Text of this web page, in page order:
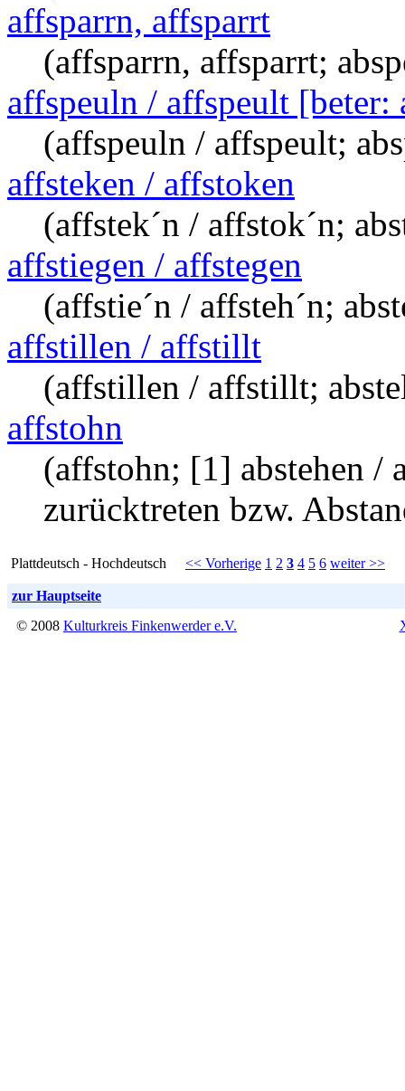
affsparrn, affsparrt
(affsparrn, affsparrt;
affspeuln / affspeult [beter:
(affspeuln / affspeult;
affsteken / affstoken
(affstek´n / affstok´n;
affstiegen / affstegen
(affstie´n / affsteh´n;
affstillen / affstillt
(affstillen / affstillt;
affstohn
(affstohn; [1] abstehen /
zurücktreten bzw.
Plattdeutsch - Hochdeutsch << Vorherige 1 2 3 4 5 6 weiter >>
zur Hauptseite
© 2008 Kulturkreis Finkenwerder e.V.